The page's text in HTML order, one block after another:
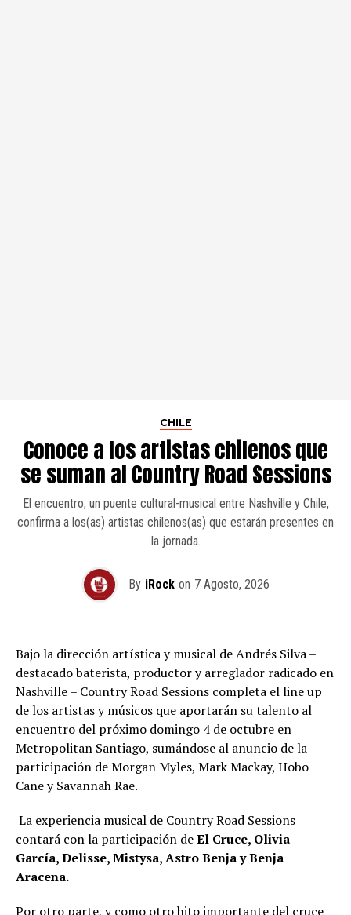
CHILE
Conoce a los artistas chilenos que
se suman al Country Road Sessions
El encuentro, un puente cultural-musical entre Nashville y Chile,
confirma a los(as) artistas chilenos(as) que estarán presentes en
la jornada.
By iRock on 7 Agosto, 2026
Bajo la dirección artística y musical de Andrés Silva –
destacado baterista, productor y arreglador radicado en
Nashville – Country Road Sessions completa el line up
de los artistas y músicos que aportarán su talento al
encuentro del próximo domingo 4 de octubre en
Metropolitan Santiago, sumándose al anuncio de la
participación de Morgan Myles, Mark Mackay, Hobo
Cane y Savannah Rae.
La experiencia musical de Country Road Sessions
contará con la participación deEl Cruce, Olivia
García, Delisse, Mistysa, Astro Benja y Benja
Aracena.
Por otro parte, y como otro hito importante del cruce